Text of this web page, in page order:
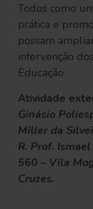
Todos como
prática e
possam
intervenção
Educação
Atividade
Ginásio
Miller da
R. Prof.
560 – Vila
Cruzes.